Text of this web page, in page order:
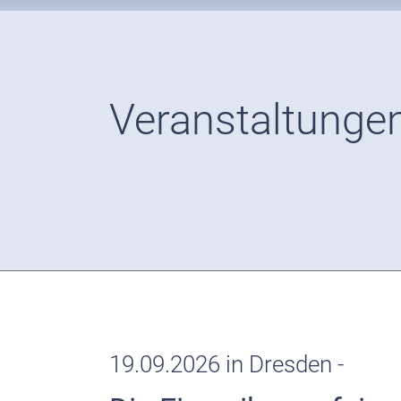
19.09.2026 in Dresden -